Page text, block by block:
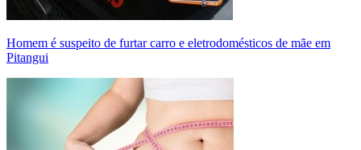
Homem é suspeito de furtar carro e eletrodomésticos de mãe em
Pitangui